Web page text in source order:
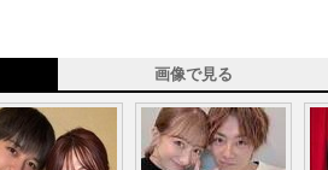
画像で見る